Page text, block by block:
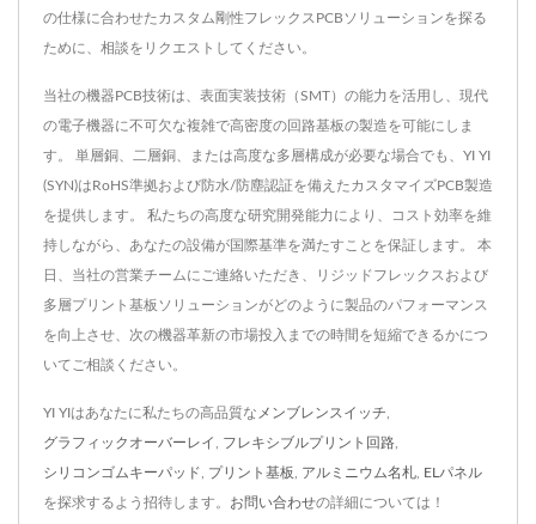
の仕様に合わせたカスタム剛性フレックスPCBソリューションを探る
ために、相談をリクエストしてください。
当社の機器PCB技術は、表面実装技術（SMT）の能力を活用し、現代
の電子機器に不可欠な複雑で高密度の回路基板の製造を可能にしま
す。 単層銅、二層銅、または高度な多層構成が必要な場合でも、YI YI
(SYN)はRoHS準拠および防水/防塵認証を備えたカスタマイズPCB製造
を提供します。 私たちの高度な研究開発能力により、コスト効率を維
持しながら、あなたの設備が国際基準を満たすことを保証します。 本
日、当社の営業チームにご連絡いただき、リジッドフレックスおよび
多層プリント基板ソリューションがどのように製品のパフォーマンス
を向上させ、次の機器革新の市場投入までの時間を短縮できるかにつ
いてご相談ください。
YI YIはあなたに私たちの高品質な メンブレンスイッチ
グラフィックオーバーレイ フレキシブルプリント回路
シリコンゴムキーパッド プリント基板 アルミニウム名札 ELパネル
を探求するよう招待します。 お問い合わせの詳細については！